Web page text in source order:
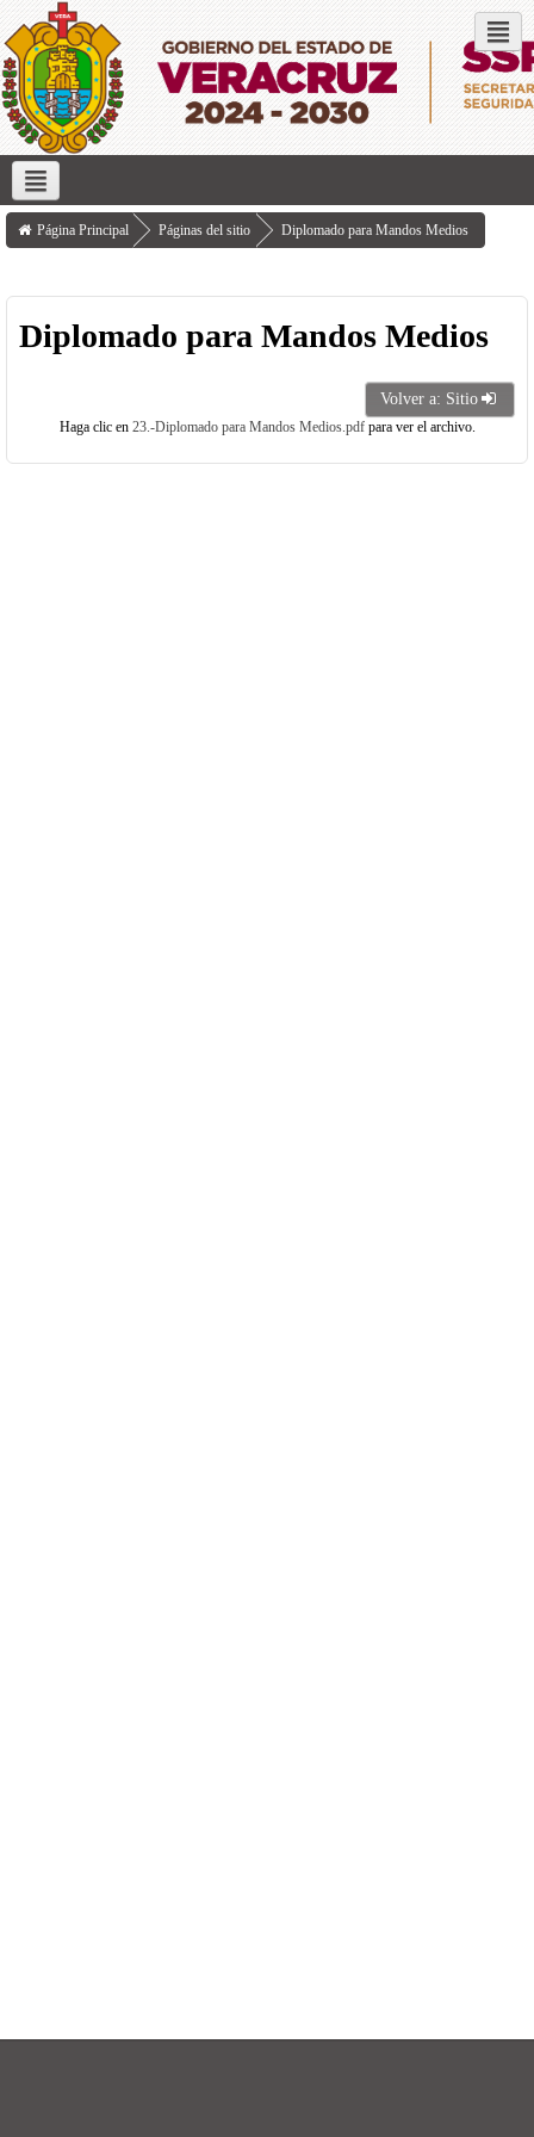
Inicio Servicios que ofrece Transparencia Investigación
Página Principal Páginas del sitio Diplomado para Mandos Medios
Diplomado para Mandos Medios
Volver a: Sitio
Haga clic en 23.-Diplomado para Mandos Medios.pdfpara ver el archivo.